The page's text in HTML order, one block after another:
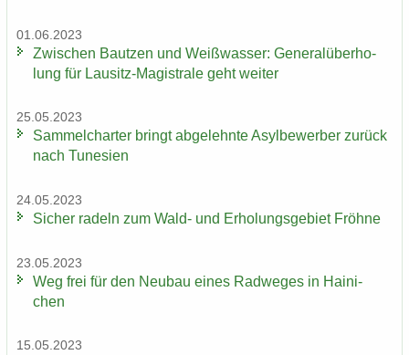
01.06.2023
Zwi­schen Baut­zen und Weiß­was­ser: Ge­ne­ral­über­ho­
lung für Lausitz-​Magistrale geht wei­ter
25.05.2023
Sam­mel­char­ter bringt ab­ge­lehn­te Asyl­be­wer­ber zu­rück
nach Tu­ne­si­en
24.05.2023
Si­cher ra­deln zum Wald- und Er­ho­lungs­ge­biet Fröh­ne
23.05.2023
Weg frei für den Neu­bau eines Rad­we­ges in Hai­ni­
chen
15.05.2023